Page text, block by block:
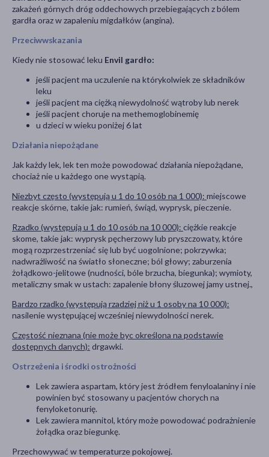
zakażeń górnych dróg oddechowych przebiegających z bólem
gardła oraz w zapaleniu migdałków (angina).
Przeciwwskazania
Kiedy nie stosować leku Envil gardło:
jeśli pacjent ma uczulenie na którykolwiek ze składników
leku
jeśli pacjent ma ciężką niewydolność wątroby lub nerek
jeśli pacjent choruje na methemoglobinemię
u dzieci w wieku poniżej 6 lat
Działania niepożądane
Jak każdy lek, lek ten może powodować działania niepożądane,
chociaż nie u każdego one wystąpią.
Niezbyt często (występują u 1 do 10 osób na 1 000): miejscowe
reakcje skórne, takie jak: rumień, świąd, wyprysk, pieczenie.
Rzadko (występują u 1 do 10 osób na 10 000): ciężkie reakcje
skome, takie jak: wyprysk pęcherzowy lub pryszczowaty, które
mogą rozprzestrzeniać się lub być uogolnione; pokrzywka;
nadwrażliwość na światło słoneczne; ból głowy; zaburzenia
żołądkowo-jelitowe (nudności, bóle brzucha, biegunka); wymioty,
metaliczny smak w ustach: zapalenie błony śluzowej jamy ustnej.,
Bardzo rzadko (występują rzadziej niż u 1 osoby na 10 000):
nasilenie występującej wcześniej niewydolności nerek.
Częstość nieznana (nie może byc określona na podstawie
dostępnych danych): drgawki.
Ostrzeżenia i środki ostrożności
Lek zawiera aspartam, który jest źródłem fenyloalaniny i nie
powinien być stosowany u pacjentów chorych na
fenyloketonurię.
Lek zawiera mannitol, który może powodować podrażnienie
żołądka oraz biegunkę.
Przechowywać w temperaturze pokojowej.